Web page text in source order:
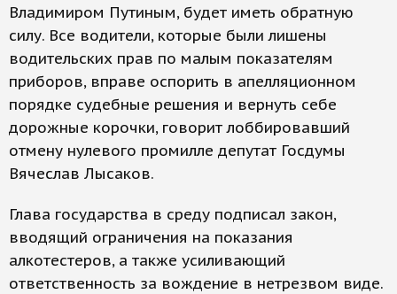
Владимиром Путиным, будет иметь обратную
силу. Все водители, которые были лишены
водительских прав по малым показателям
приборов, вправе оспорить в апелляционном
порядке судебные решения и вернуть себе
дорожные корочки, говорит лоббировавший
отмену нулевого промилле депутат Госдумы
Вячеслав Лысаков.
Глава государства в среду подписал закон,
вводящий ограничения на показания
алкотестеров, а также усиливающий
ответственность за вождение в нетрезвом виде.